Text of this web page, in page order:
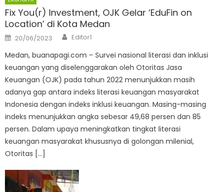
Fix You(r) Investment, OJK Gelar ‘EduFin on
Location’ di Kota Medan
Posted
on
20/06/2023 Author
Editor1
Medan, buanapagi.com – Survei nasional literasi dan inklusi
keuangan yang diselenggarakan oleh Otoritas Jasa
Keuangan (OJK) pada tahun 2022 menunjukkan masih
adanya gap antara indeks literasi keuangan masyarakat
Indonesia dengan indeks inklusi keuangan. Masing-masing
indeks menunjukkan angka sebesar 49,68 persen dan 85
persen. Dalam upaya meningkatkan tingkat literasi
keuangan masyarakat khususnya di golongan milenial,
Otoritas […]